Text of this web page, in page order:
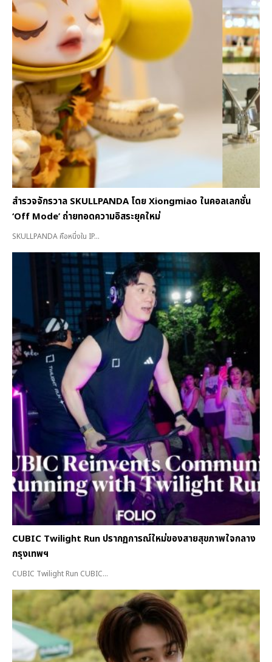
สำรวจจักรวาล SKULLPANDA โดย Xiongmiao ในคอลเลกชั่น
‘Off Mode’ ถ่ายทอดความอิสระยุคใหม่
SKULLPANDA คือหนึ่งใน IP...
CUBIC Twilight Run ปรากฏการณ์ใหม่ของสายสุขภาพใจกลาง
กรุงเทพฯ
CUBIC Twilight Run CUBIC...